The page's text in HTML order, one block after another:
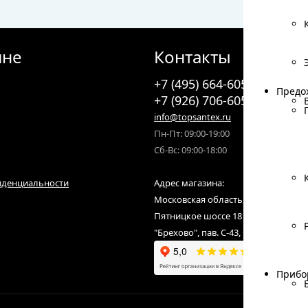
Контакты
+7 (495) 664-6055
+7 (926) 706-6055
info@topsantex.ru
Пн-Пт: 09:00-19:00
Сб-Вс: 09:00-18:00
Адрес магазина:
Московская область, городской
Пятницкое шоссе 18 км от
"Брехово", пав. С-43, С-07